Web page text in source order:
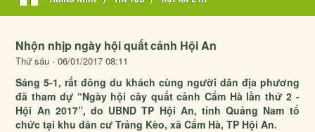
Nhộn nhịp ngày hội quất cảnh Hội An
Thứ sáu - 06/01/2017 08:11
Sáng 5-1, rất đông du khách cùng người dân địa phương
đã tham dự “Ngày hội cây quất cảnh Cẩm Hà lần thứ 2 -
Hội An 2017”, do UBND TP Hội An, tỉnh Quảng Nam tổ
chức tại khu dân cư Trảng Kèo, xã Cẩm Hà, TP Hội An.